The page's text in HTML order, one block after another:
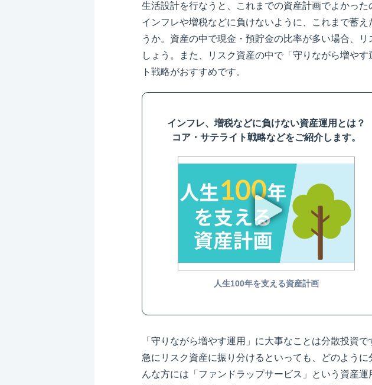
生活設計を行なうと、これまでの資産計画でよかっ
インフレや増税などに負けないように、これまで蓄
うか。資産の中で現金・預貯金の比率が多い場合、
しょう。また、リスク資産の中で「守りながら増や
ト戦略がおすすめです。
インフレ、増税などに負けない資産運用とは？
コア・サテライト戦略などをご紹介します。
人生100年を支える資産計画
「守りながら増やす運用」に大事なことは分散投資
急にリスク資産に振り分けるといっても、どのよう
んな方には「ファンドラップサービス」という資産